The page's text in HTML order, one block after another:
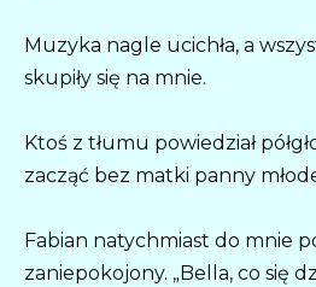
Muzyka nagle ucichła, a
skupiły się na mnie.
Ktoś z tłumu powiedział
zacząć bez matki panny
Fabian natychmiast do mnie
zaniepokojony. „Bella, co się